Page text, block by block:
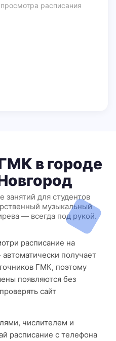
расписания
в городе
занятий для студентов
музыкальный
— всегда под рукой.
расписание на
получает
ГМК, поэтому
появляются без
сайт
числителем и
расписание с телефона